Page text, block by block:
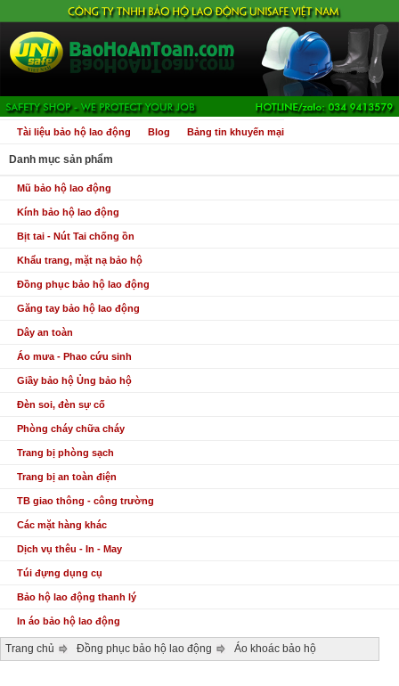
Tài liệu bảo hộ lao động Blog Bảng tin khuyến mại
Danh mục sản phẩm
Mũ bảo hộ lao động
Kính bảo hộ lao động
Bịt tai - Nút Tai chống ồn
Khẩu trang, mặt nạ bảo hộ
Đồng phục bảo hộ lao động
Găng tay bảo hộ lao động
Dây an toàn
Áo mưa - Phao cứu sinh
Giầy bảo hộ Ủng bảo hộ
Đèn soi, đèn sự cố
Phòng cháy chữa cháy
Trang bị phòng sạch
Trang bị an toàn điện
TB giao thông - công trường
Các mặt hàng khác
Dịch vụ thêu - In - May
Túi đựng dụng cụ
Bảo hộ lao động thanh lý
In áo bảo hộ lao động
Trang chủ Đồng phục bảo hộ lao động Áo khoác bảo hộ